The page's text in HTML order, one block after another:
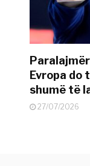
Evropa do
shumë të
27/07/2026